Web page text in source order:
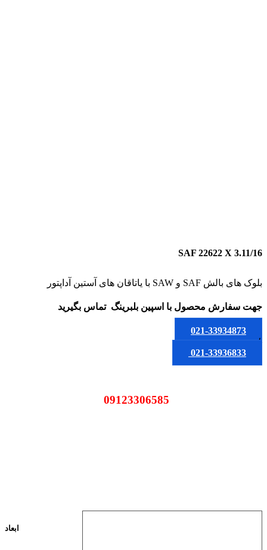
SAF 22622 X 3.11/16
بلوک های بالش SAF و SAW با یاتاقان های آستین آداپتور
جهت سفارش محصول با اسپین بلبرینگ تماس بگیرید
021-33934873
یا
021-33936833
ابعاد